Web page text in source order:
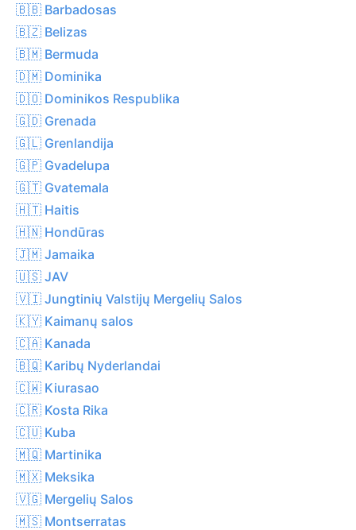
🇧🇧 Barbadosas
🇧🇿 Belizas
🇧🇲 Bermuda
🇩🇲 Dominika
🇩🇴 Dominikos Respublika
🇬🇩 Grenada
🇬🇱 Grenlandija
🇬🇵 Gvadelupa
🇬🇹 Gvatemala
🇭🇹 Haitis
🇭🇳 Hondūras
🇯🇲 Jamaika
🇺🇸 JAV
🇻🇮 Jungtinių Valstijų Mergelių Salos
🇰🇾 Kaimanų salos
🇨🇦 Kanada
🇧🇶 Karibų Nyderlandai
🇨🇼 Kiurasao
🇨🇷 Kosta Rika
🇨🇺 Kuba
🇲🇶 Martinika
🇲🇽 Meksika
🇻🇬 Mergelių Salos
🇲🇸 Montserratas